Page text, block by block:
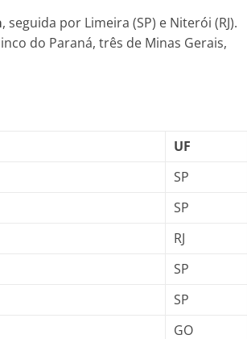
, seguida por Limeira (SP) e Niterói (RJ).
do Paraná, três de Minas Gerais,
UF
SP
SP
RJ
SP
SP
GO